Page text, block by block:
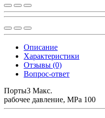
Описание
Характеристики
Отзывы (0)
Вопрос-ответ
Порты3 Макс.
рабочее давление, MPa 100